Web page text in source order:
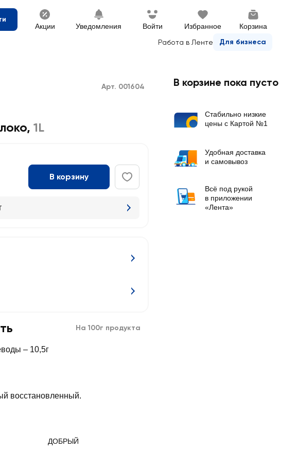
Акции Уведомления Войти Избранное Корзина
Работа в Ленте Для бизнеса
Арт. 001604
, 1L
В корзину
На 100г продукта
– 10,5г
восстановленный.
ДОБРЫЙ
В корзине пока пусто
Стабильно низкие
цены с Картой №1
Удобная доставка
и самовывоз
Всё под рукой
в приложении
«Лента»